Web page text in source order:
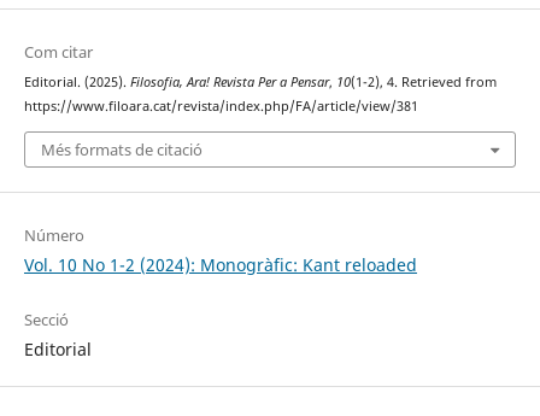
Com citar
Editorial. (2025). Filosofia, Ara! Revista Per a Pensar, 10(1-2), 4. Retrieved from
https://www.filoara.cat/revista/index.php/FA/article/view/381
Més formats de citació
Número
Vol. 10 No 1-2 (2024): Monogràfic: Kant reloaded
Secció
Editorial